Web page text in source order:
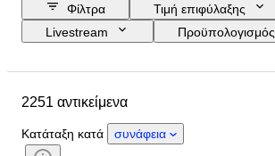
Φίλτρα
Τιμή επιφύλαξης
Livestream
Προϋπολογισμός
Country of origin
Κατάσταση
Στυλ
Χρώμα
2251 αντικείμενα
Κατάταξη κατά συνάφεια